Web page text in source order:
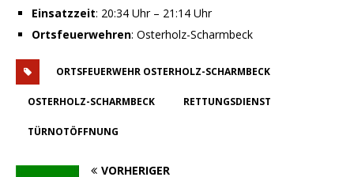
Einsatzzeit: 20:34 Uhr – 21:14 Uhr
Ortsfeuerwehren: Osterholz-Scharmbeck
ORTSFEUERWEHR OSTERHOLZ-SCHARMBECK
OSTERHOLZ-SCHARMBECK RETTUNGSDIENST
TÜRNOTÖFFNUNG
VORHERIGER